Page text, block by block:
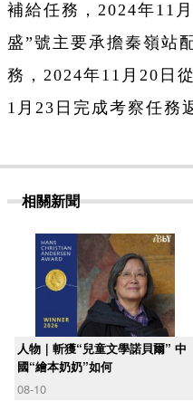
補給任務，2024年11
盛”號主要承擔秦嶺站
務，2024年11月20日
1月23日完成考察任務
相關新聞
人物｜斬獲“兒童文學諾貝爾” 中
國“繪本奶奶”如何
08-10